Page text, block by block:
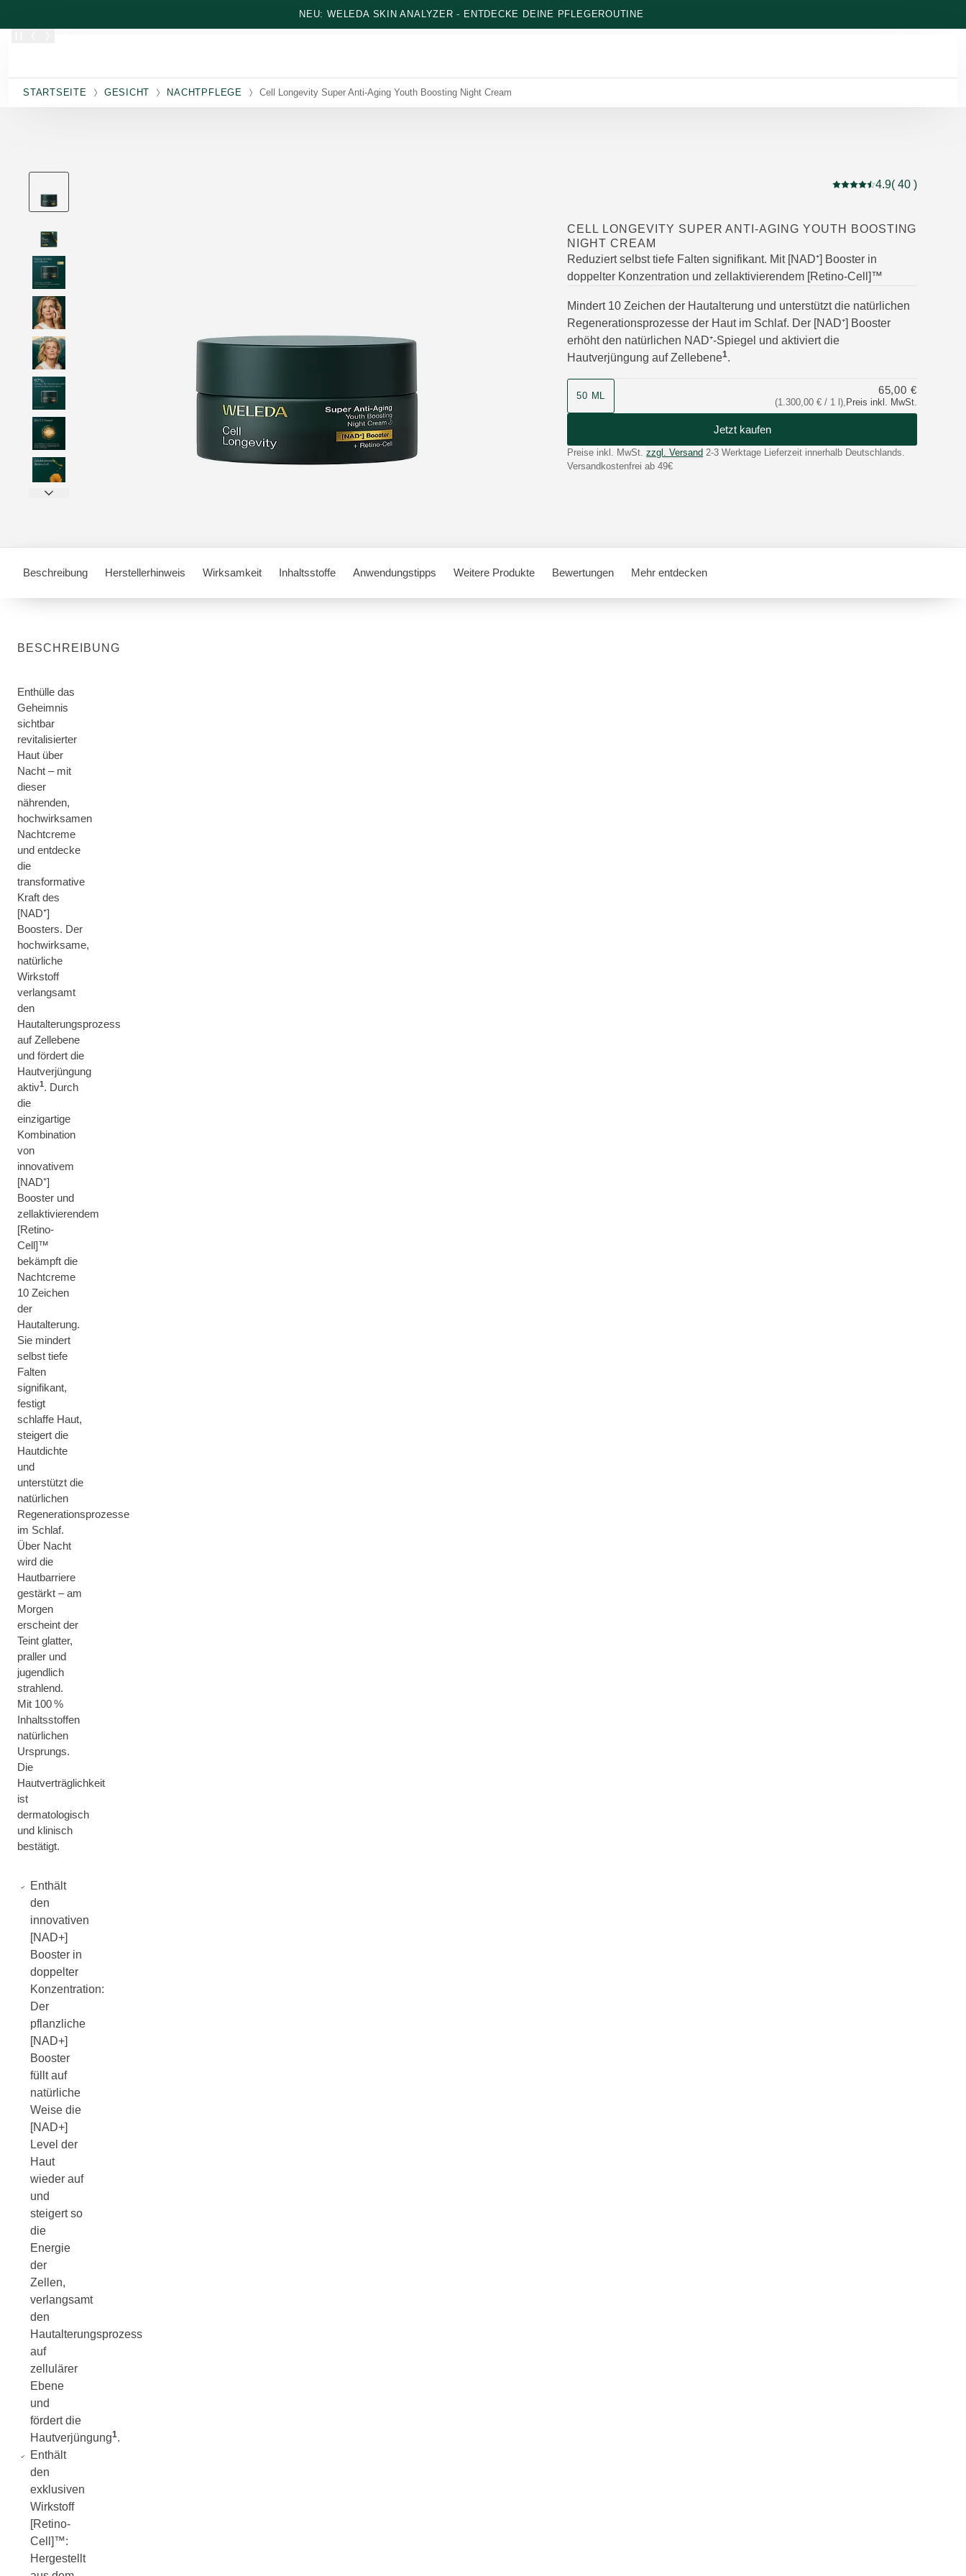
NEU: WELEDA SKIN ANALYZER - ENTDECKE DEINE PFLEGEROUTINE
STARTSEITE GESICHT NACHTPFLEGE Cell Longevity Super Anti-Aging Youth Boosting Night Cream
Aktuelle Bewertung: 4.9
4.9( 40 )
CELL LONGEVITY SUPER ANTI-AGING YOUTH BOOSTING
NIGHT CREAM
Reduziert selbst tiefe Falten signifikant. Mit [NAD⁺] Booster in
doppelter Konzentration und zellaktivierendem [Retino-Cell]™
Mindert 10 Zeichen der Hautalterung und unterstützt die natürlichen
Regenerationsprozesse der Haut im Schlaf. Der [NAD⁺] Booster
erhöht den natürlichen NAD⁺-Spiegel und aktiviert die
Hautverjüngung auf Zellebene1.
50 ML
(1.300,00 € / 1 l), Preis inkl. MwSt.
65,00 €
Jetzt kaufen
Preise inkl. MwSt. zzgl. Versand 2-3 Werktage Lieferzeit innerhalb Deutschlands.
Versandkostenfrei ab 49€
Beschreibung Herstellerhinweis Wirksamkeit Inhaltsstoffe Anwendungstipps Weitere Produkte Bewertungen Mehr entdecken
BESCHREIBUNG
Enthülle das
Geheimnis
sichtbar
revitalisierter
Haut über
Nacht – mit
dieser
nährenden,
hochwirksamen
Nachtcreme
und entdecke
die
transformative
Kraft des
[NAD⁺]
Boosters. Der
hochwirksame,
natürliche
Wirkstoff
verlangsamt
den
Hautalterungsprozess
auf Zellebene
und fördert die
Hautverjüngung
aktiv1 . Durch
die
einzigartige
Kombination
von
innovativem
[NAD⁺]
Booster und
zellaktivierendem
[Retino-
Cell]™
bekämpft die
Nachtcreme
10 Zeichen
der
Hautalterung.
Sie mindert
selbst tiefe
Falten
signifikant,
festigt
schlaffe Haut,
steigert die
Hautdichte
und
unterstützt die
natürlichen
Regenerationsprozesse
im Schlaf.
Über Nacht
wird die
Hautbarriere
gestärkt – am
Morgen
erscheint der
Teint glatter,
praller und
jugendlich
strahlend.
Mit 100 %
Inhaltsstoffen
natürlichen
Ursprungs.
Die
Hautverträglichkeit
ist
dermatologisch
und klinisch
bestätigt.
Enthält
den
innovativen
[NAD+]
Booster in
doppelter
Konzentration:
Der
pflanzliche
[NAD+]
Booster
füllt auf
natürliche
Weise die
[NAD+]
Level der
Haut
wieder auf
und
steigert so
die
Energie
der
Zellen,
verlangsamt
den
Hautalterungsprozess
auf
zellulärer
Ebene
und
fördert die
Hautverjüngung1.
Enthält
den
exklusiven
Wirkstoff
[Retino-
Cell]™:
Hergestellt